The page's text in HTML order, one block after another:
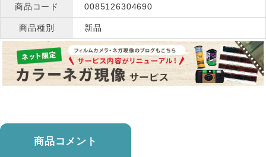
商品コード 0085126304690
商品種別 新品
商品コメント